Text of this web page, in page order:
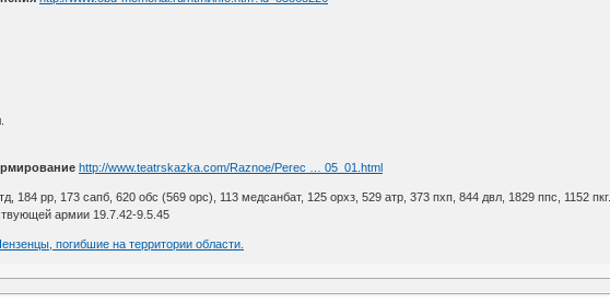
http://www.teatrskazka.com/Raznoe/Perec … 05_01.html
184 рр, 173 сапб, 620 обс (569 орс), 113 медсанбат, 125 орхз, 529 атр, 373 пхп, 844 двл, 1829 ппс, 1152 пкг.
армии 19.7.42-9.5.45
погибшие на территории области.